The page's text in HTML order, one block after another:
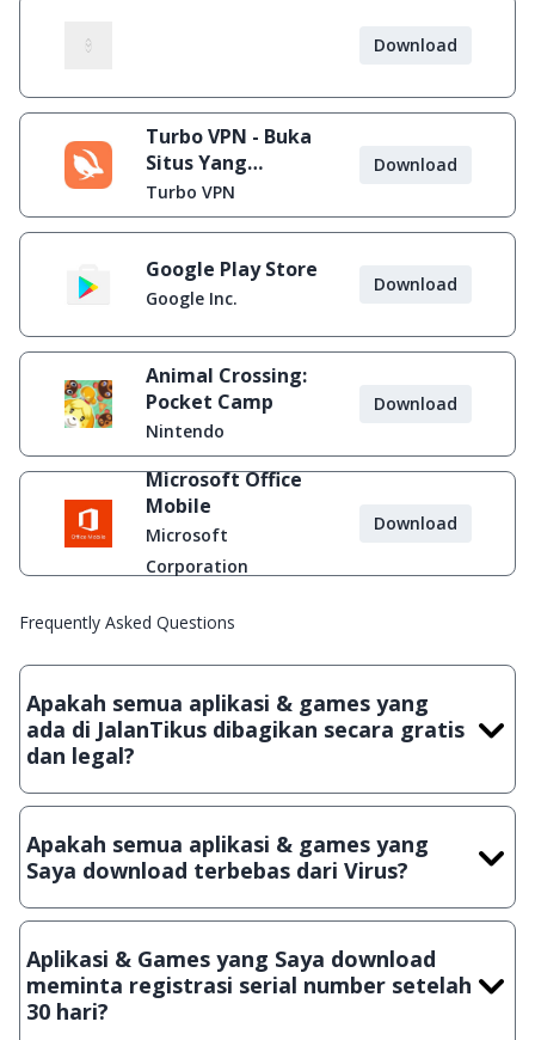
Download
Turbo VPN - Buka
Situs Yang
Diblokir
Turbo VPN
Download
Google Play Store
Google Inc.
Download
Animal Crossing:
Pocket Camp
Nintendo
Download
Microsoft Office
Mobile
Microsoft
Corporation
Download
Frequently Asked Questions
Apakah semua aplikasi & games yang
ada di JalanTikus dibagikan secara gratis
dan legal?
Ya, JalanTikus hanya membagikan aplikasi & games yang
crack, patch atau semacamnya.
Apakah semua aplikasi & games yang
Saya download terbebas dari Virus?
Ya, JalanTikus selalu melakukan scanning dengan 3 jenis
suatu aplikasi atau games, sehingga bisa dijamin 100%
terbebas dari virus.
Aplikasi & Games yang Saya download
meminta registrasi serial number setelah
30 hari?